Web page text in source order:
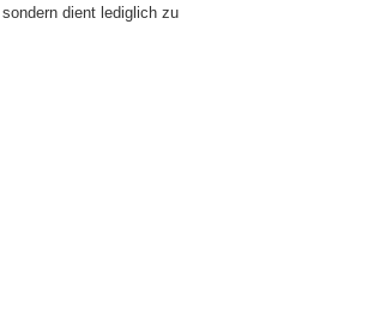
dient lediglich zu